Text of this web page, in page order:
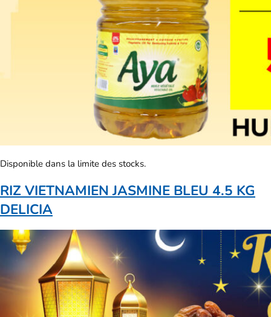
Disponible dans la limite des stocks.
RIZ VIETNAMIEN JASMINE BLEU 4.5 KG
DELICIA